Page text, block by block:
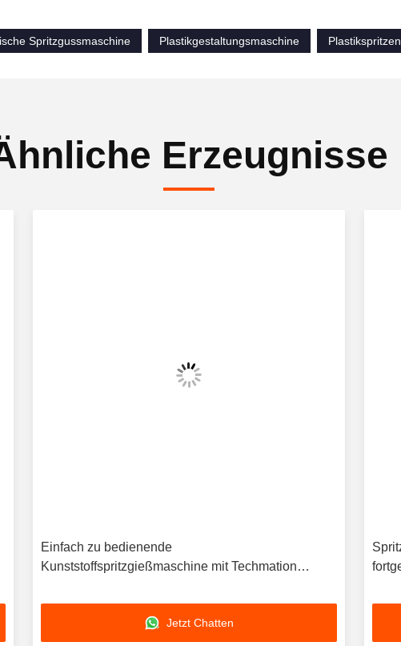
Spritzgussmaschine
Plastikgestaltungsmaschine
Erzeugnisse
Einfach zu bedienende
Kunststoffspritzgießmaschine mit Techmation
Formbasis für die Produktion
Jetzt Chatten